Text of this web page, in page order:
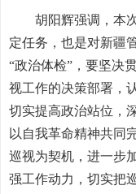
胡阳辉强调，本
定任务，也是对新疆
“政治体检”，要坚决
视工作的决策部署，
切实提高政治站位，
以自我革命精神共同
巡视为契机，进一步
强工作动力，切实把